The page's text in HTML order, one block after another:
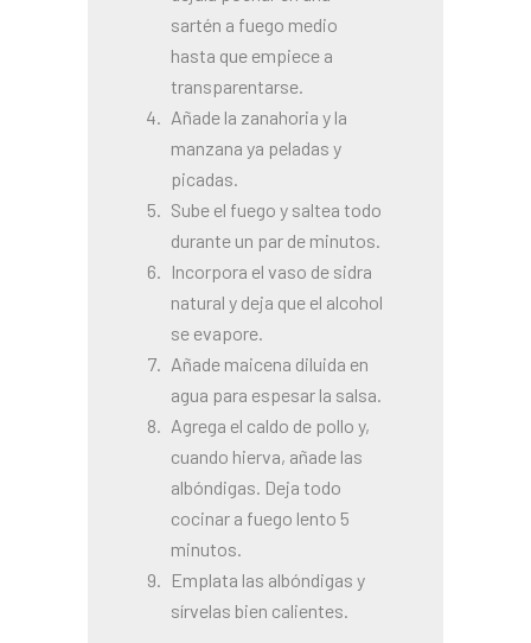
sartén a fuego medio
hasta que empiece a
transparentarse.
Añade la zanahoria y la
manzana ya peladas y
picadas.
Sube el fuego y saltea todo
durante un par de minutos.
Incorpora el vaso de sidra
natural y deja que el alcohol
se evapore.
Añade maicena diluida en
agua para espesar la salsa.
Agrega el caldo de pollo y,
cuando hierva, añade las
albóndigas. Deja todo
cocinar a fuego lento 5
minutos.
Emplata las albóndigas y
sírvelas bien calientes.